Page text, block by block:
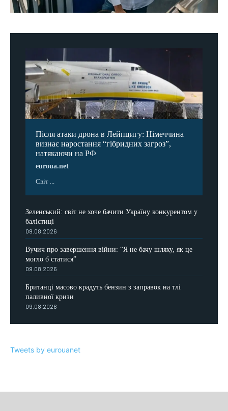
Після атаки дрона в Лейпцигу: Німеччина
визнає наростання “гібридних загроз”,
натякаючи на РФ
euroua.net
Світ ...
Зеленський: світ не хоче бачити Україну конкурентом у
балістиці
09.08.2026
Вучич про завершення війни: “Я не бачу шляху, як це
могло б статися”
09.08.2026
Британці масово крадуть бензин з заправок на тлі
паливної кризи
09.08.2026
Tweets by eurouanet